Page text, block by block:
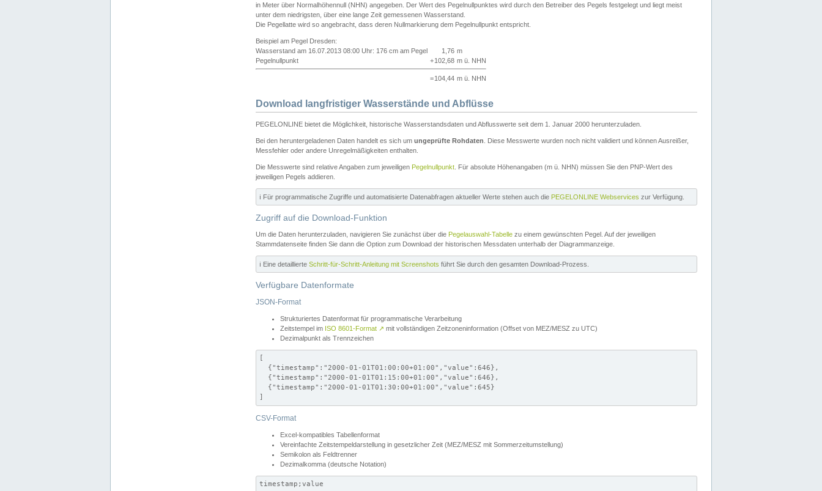
in Meter über Normalhöhennull (NHN) angegeben. Der Wert des Pegelnullpunktes wird durch den Betreiber des Pegels festgelegt und liegt meist
unter dem niedrigsten, über eine lange Zeit gemessenen Wasserstand.
Die Pegellatte wird so angebracht, dass deren Nullmarkierung dem Pegelnullpunkt entspricht.
Beispiel am Pegel Dresden:
Wasserstand am 16.07.2013 08:00 Uhr: 176 cm am Pegel
1,76 m
Pegelnullpunkt
+102,68 m ü. NHN
=104,44 m ü. NHN
Download langfristiger Wasserstände und Abflüsse
PEGELONLINE bietet die Möglichkeit, historische Wasserstandsdaten und Abflusswerte seit dem 1. Januar 2000 herunterzuladen.
Bei den heruntergeladenen Daten handelt es sich um ungeprüfte Rohdaten . Diese Messwerte wurden noch nicht validiert und können Ausreißer,
Messfehler oder andere Unregelmäßigkeiten enthalten.
Die Messwerte sind relative Angaben zum jeweiligen Pegelnullpunkt . Für absolute Höhenangaben (m ü. NHN) müssen Sie den PNP-Wert des
jeweiligen Pegels addieren.
ℹ️ Für programmatische Zugriffe und automatisierte Datenabfragen aktueller Werte stehen auch die PEGELONLINE Webservices zur Verfügung.
Zugriff auf die Download-Funktion
Um die Daten herunterzuladen, navigieren Sie zunächst über die Pegelauswahl-Tabelle zu einem gewünschten Pegel. Auf der jeweiligen
Stammdatenseite finden Sie dann die Option zum Download der historischen Messdaten unterhalb der Diagrammanzeige.
ℹ️ Eine detaillierte Schritt-für-Schritt-Anleitung mit Screenshots führt Sie durch den gesamten Download-Prozess.
Verfügbare Datenformate
JSON-Format
Strukturiertes Datenformat für programmatische Verarbeitung
Zeitstempel im ISO 8601-Format ↗ mit vollständigen Zeitzoneninformation (Offset von MEZ/MESZ zu UTC)
Dezimalpunkt als Trennzeichen
[
  {"timestamp":"2000-01-01T01:00:00+01:00","value":646},
  {"timestamp":"2000-01-01T01:15:00+01:00","value":646},
  {"timestamp":"2000-01-01T01:30:00+01:00","value":645}
]
CSV-Format
Excel-kompatibles Tabellenformat
Vereinfachte Zeitstempeldarstellung in gesetzlicher Zeit (MEZ/MESZ mit Sommerzeitumstellung)
Semikolon als Feldtrenner
Dezimalkomma (deutsche Notation)
timestamp;value